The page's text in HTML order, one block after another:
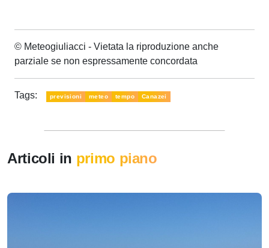
© Meteogiuliacci - Vietata la riproduzione anche
parziale se non espressamente concordata
Tags: previsioni meteo tempo Canazei
Articoli in primo piano